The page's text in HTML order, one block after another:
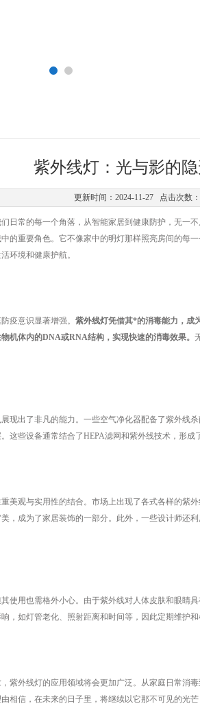
紫外线灯：光与影的
更新时间：2024-11-27 点击次数
常的每一个角落，从智能家居到健康防护，无一
的重要角色。它不像家中的明灯那样照亮房间的每
环境和健康护航。
意识显著增强。 紫外线灯凭借其*的消毒能力，成
机体内的DNA或RNA结构，实现快速的消毒效果。
出了非凡的能力。一些空气净化器配备了紫外线
这些设备通常结合了HEPA滤网和紫外线技术，形
观与实用性的结合。市场上出现了各式各样的紫
，成为了家居装饰的一部分。此外，一些设计师还
用也需格外小心。由于紫外线对人体皮肤和眼睛
，如灯管老化、照射距离和时间等，因此定期维护
外线灯的应用领域将会更加广泛。从家庭日常消
相信，在未来的日子里，将继续以它那不可见的光